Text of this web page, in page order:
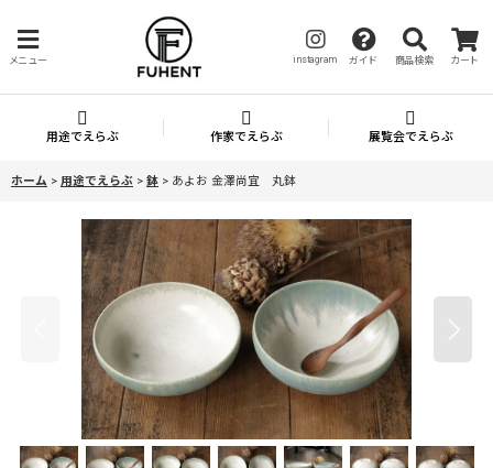
メニュー instagram ガイド 商品検索 カート
用途でえらぶ 作家でえらぶ 展覧会でえらぶ
ホーム > 用途でえらぶ > 鉢 > あよお 金澤尚宜 丸鉢